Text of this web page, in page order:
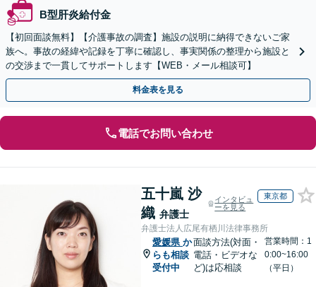
B型肝炎給付金
【初回面談無料】【介護事故の調査】施設の説明に納得できないご家
族へ。事故の経緯や記録を丁寧に確認し、事実関係の整理から施設と
の交渉まで一貫してサポートします【WEB・メール相談可】
料金表を見る
電話でお問い合わせ
五十嵐 沙
織 弁護士
インタビュ
ーを見る
東京都
弁護士法人広尾有栖川法律事務所
愛媛県 か
らも相談
受付中
面談方法(対面・
電話・ビデオな
ど)は応相談
営業時間：1
0:00~16:00
（平日）